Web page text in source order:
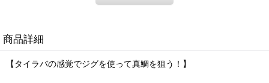
商品詳細
【タイラバの感覚でジグを使って真鯛を狙う！】